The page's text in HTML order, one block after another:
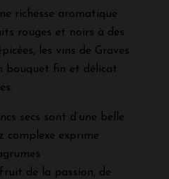
richesse aromatique
rouges et noirs à des
les vins de Graves
bouquet fin et délicat
secs sont d’une belle
complexe exprime
de la passion, de